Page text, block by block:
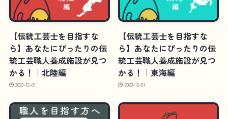
【伝統工芸士を目指すな
ら】あなたにぴったりの伝
統工芸職人養成施設が見つ
かる！｜北陸編
2023-12-01
【伝統工芸士を目指すな
ら】あなたにぴったりの伝
統工芸職人養成施設が見つ
かる！｜東海編
2023-12-01